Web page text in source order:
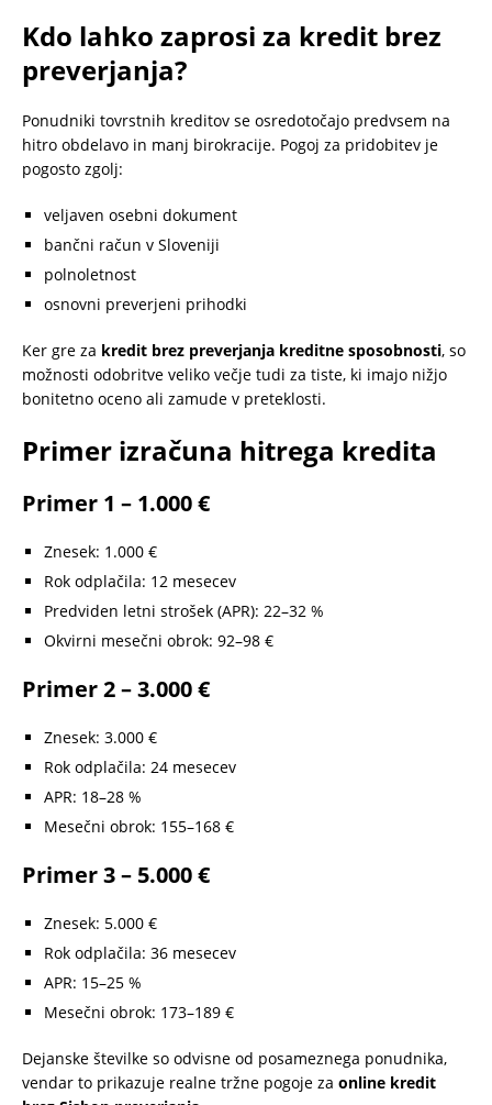
Kdo lahko zaprosi za kredit brez
preverjanja?
Ponudniki tovrstnih kreditov se osredotočajo predvsem na
hitro obdelavo in manj birokracije. Pogoj za pridobitev je
pogosto zgolj:
veljaven osebni dokument
bančni račun v Sloveniji
polnoletnost
osnovni preverjeni prihodki
Ker gre za kredit brez preverjanja kreditne sposobnosti, so
možnosti odobritve veliko večje tudi za tiste, ki imajo nižjo
bonitetno oceno ali zamude v preteklosti.
Primer izračuna hitrega kredita
Primer 1 – 1.000 €
Znesek: 1.000 €
Rok odplačila: 12 mesecev
Predviden letni strošek (APR): 22–32 %
Okvirni mesečni obrok: 92–98 €
Primer 2 – 3.000 €
Znesek: 3.000 €
Rok odplačila: 24 mesecev
APR: 18–28 %
Mesečni obrok: 155–168 €
Primer 3 – 5.000 €
Znesek: 5.000 €
Rok odplačila: 36 mesecev
APR: 15–25 %
Mesečni obrok: 173–189 €
Dejanske številke so odvisne od posameznega ponudnika,
vendar to prikazuje realne tržne pogoje za online kredit